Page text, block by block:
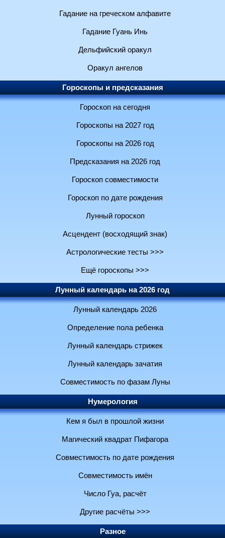
Гадание на греческом алфавите
Гадание Гуань Инь
Дельфийский оракул
Оракул ангелов
Гороскопы и предсказания
Гороскоп на сегодня
Гороскопы на 2027 год
Гороскопы на 2026 год
Предсказания на 2026 год
Гороскоп совместимости
Гороскоп по дате рождения
Лунный гороскоп
Асцендент (восходящий знак)
Астрологические тесты >>>
Ещё гороскопы >>>
Лунный календарь на 2026 год
Лунный календарь 2026
Определение пола ребенка
Лунный календарь стрижек
Лунный календарь зачатия
Совместимость по фазам Луны
Нумерология
Кем я был в прошлой жизни
Магический квадрат Пифагора
Совместимость по дате рождения
Совместимость имён
Число Гуа, расчёт
Другие расчёты >>>
Разное